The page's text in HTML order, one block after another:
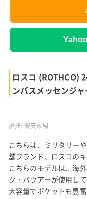
ブランド。
独特なデザインやポッ
です。
を感じます。
また、生地は97%リサ
用。
A4サイズ対応のため、
グとしてもおすすめです
サイズ 縦27cm 横38cm 厚